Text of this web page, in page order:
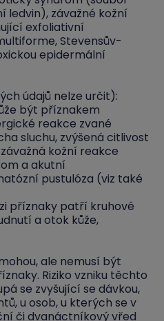
ledvin), závažné kožní
exfoliativní
Stevensův-
epidermální
údajů nelze určit):
být příznakem
reakce zvané
sluchu, zvýšená citlivost
kožní reakce
a akutní
pustulóza (viz také
příznaky patří kruhové
a otok kůže,
ale nemusí být
Riziko vzniku těchto
se zvyšující se dávkou,
u osob, u kterých se v
či dvanáctníkový vřed